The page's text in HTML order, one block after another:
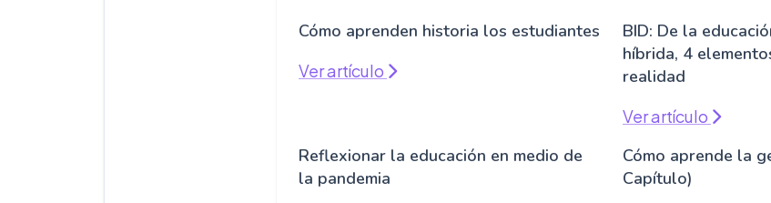
Cómo aprenden historia los estudiantes
Ver artículo
BID: De la
híbrida, 4
realidad
Ver artículo
Reflexionar la educación en medio de
la pandemia
Cómo aprende la
Capítulo)